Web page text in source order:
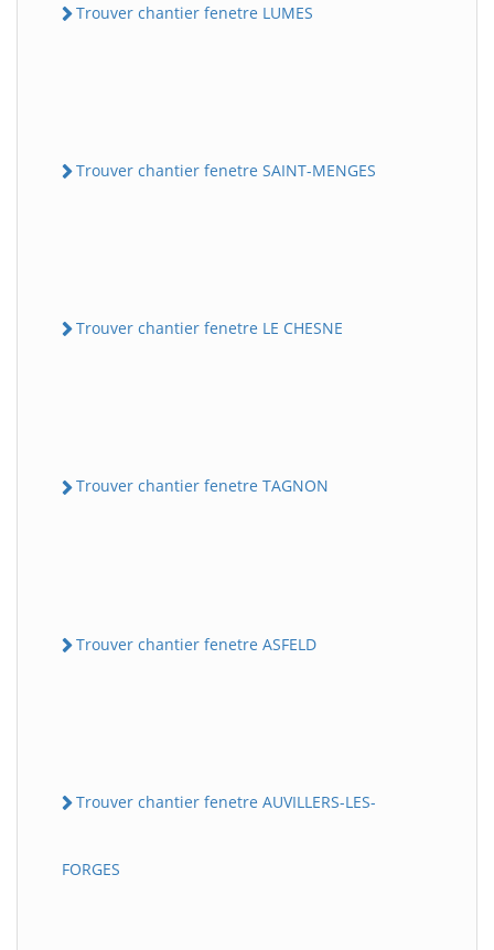
Trouver chantier fenetre LUMES
Trouver chantier fenetre SAINT-MENGES
Trouver chantier fenetre LE CHESNE
Trouver chantier fenetre TAGNON
Trouver chantier fenetre ASFELD
Trouver chantier fenetre AUVILLERS-LES-
FORGES